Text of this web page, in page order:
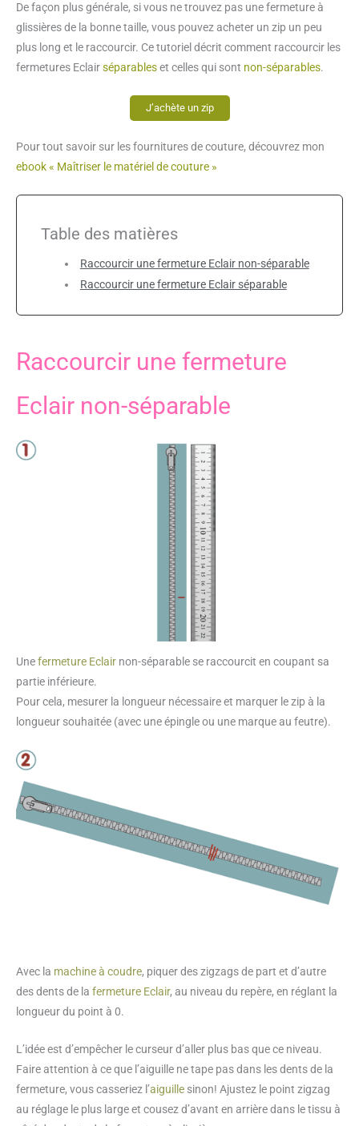
De façon plus générale, si vous ne trouvez pas une fermeture à
glissières de la bonne taille, vous pouvez acheter un zip un peu
plus long et le raccourcir. Ce tutoriel décrit comment raccourcir les
fermetures Eclairséparableset celles qui sont non-séparables.
J’achète un zip
Pour tout savoir sur les fournitures de couture, découvrez mon
ebook « Maîtriser le matériel de couture »
Table des matières
Raccourcir une fermeture Eclair non-séparable
Raccourcir une fermeture Eclair séparable
Raccourcir une fermeture
Eclair non-séparable
Unefermeture Eclair non-séparable se raccourcit en coupant sa
partie inférieure.
Pour cela, mesurer la longueur nécessaire et marquer le zip à la
longueur souhaitée (avec une épingle ou une marque au feutre).
Avec la machine à coudre, piquer des zigzags de part et d’autre
des dents de la fermeture Eclair, au niveau du repère, en réglant la
longueur du point à 0.
L’idée est d’empêcher le curseur d’aller plus bas que ce niveau.
Faire attention à ce que l’aiguille ne tape pas dans les dents de la
fermeture, vous casseriez l’aiguille sinon! Ajustez le point zigzag
au réglage le plus large et cousez d’avant en arrière dans le tissu à